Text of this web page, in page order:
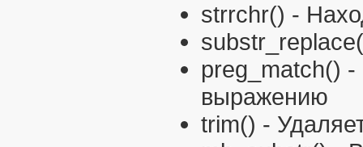
strrchr() -
preg_match() -
выражению
trim() -